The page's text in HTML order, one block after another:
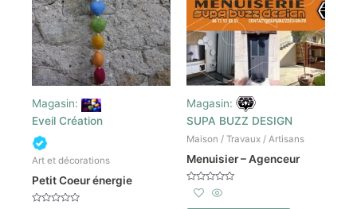
Magasin:
Eveil Création
Art et décorations
Petit Coeur énergie
Magasin:
SUPA BUZZ DESIGN
Maison / Travaux / Artisans
Menuisier – Agenceur
Note
sur